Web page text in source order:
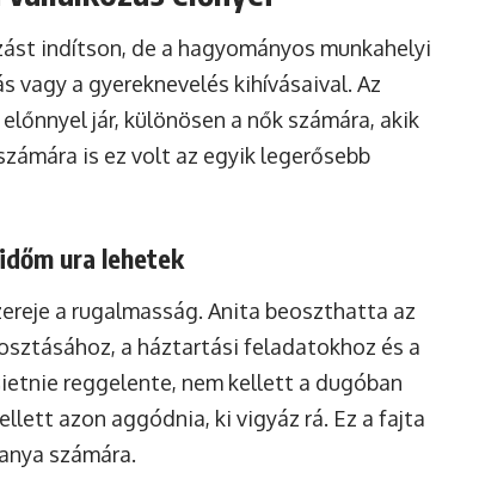
indítson, de a hagyományos munkahelyi
vagy a gyereknevelés kihívásaival. Az
jár, különösen a nők számára, akik
is ez volt az egyik legerősebb
ura lehetek
a rugalmasság. Anita beoszthatta az
a háztartási feladatokhoz és a
reggelente, nem kellett a dugóban
azon aggódnia, ki vigyáz rá. Ez a fajta
számára.